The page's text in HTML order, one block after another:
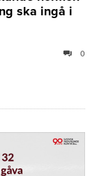
ska ingå i
0